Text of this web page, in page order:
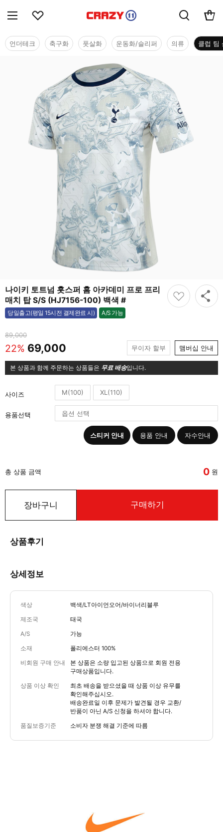
언더테크 축구화 풋살화 운동화/슬리퍼 의류 클럽 팀
나이키 토트넘 홋스퍼 홈 아카데미 프로 프리
매치 탑 S/S (HJ7156-100) 백색 #
당일출고(평일 15시전 결제완료 시) A/S 가능
가능
89,000
22% 69,000 무이자 할부 맴버십 안내
본 상품과 함께 주문하는 상품들은 무료 배송입니다.
사이즈 M(100) XL(110)
용품선택
스티커 안내 용품 안내 자수안내
총 상품 금액 0 원
장바구니 구매하기
상품후기
상세정보
색상 백색/LT아이언오어/바이너리블루
제조국 태국
A/S 가능
소재 폴리에스터 100%
비회원 구매 안내
본 상품은 소량 입고된 상품으로 회원 전용
구매상품입니다.
상품 이상 확인
최초 배송을 받으셨을 때 상품 이상 유무를
확인해주십시오.
배송완료일 이후 문제가 발견될 경우 교환/
반품이 아닌 A/S 신청을 하셔야 합니다.
품질보증기준 소비자 분쟁 해결 기준에 따름